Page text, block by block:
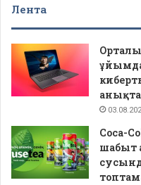
Лента
Coca-
шабыт